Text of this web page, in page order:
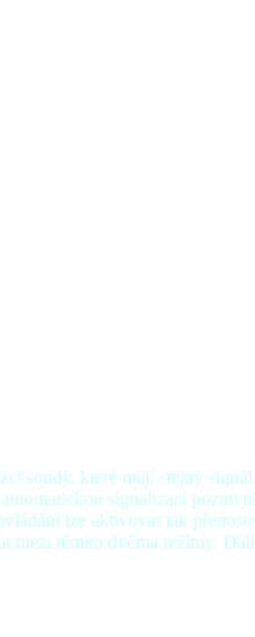
sondy, které mají stejný
signalizaci
lze aktivovat jak
mezi těmito dvěma režimy.